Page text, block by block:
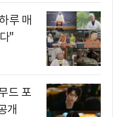
루 매
"
드 포
개